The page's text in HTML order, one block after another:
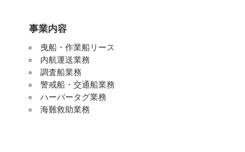
事業内容
曳船・作業船リース
内航運送業務
調査船業務
警戒船・交通船業務
ハーバータグ業務
海難救助業務